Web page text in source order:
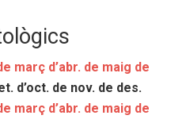
març d’abr. de maig de
d’oct. de nov. de des.
març d’abr. de maig de